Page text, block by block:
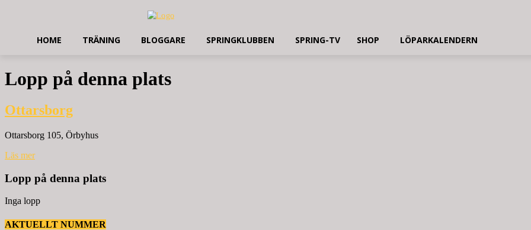
HOME TRÄNING BLOGGARE SPRINGKLUBBEN SPRING-TV SHOP LÖPARKALENDERN
Lopp på denna plats
Ottarsborg
Ottarsborg 105, Örbyhus
Läs mer
Lopp på denna plats
Inga lopp
AKTUELLT NUMMER